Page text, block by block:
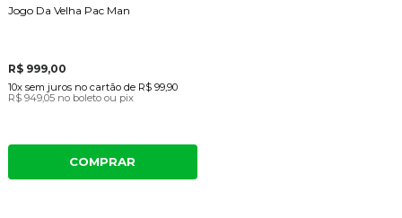
Jogo Da Velha Pac Man
R$ 999,00
10x sem juros no cartãode R$ 99,90
R$ 949,05 no boleto ou pix
COMPRAR